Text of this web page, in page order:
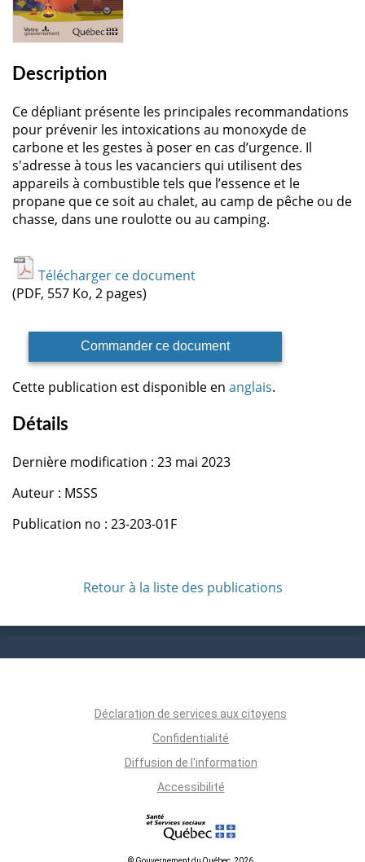
Description
Ce dépliant présente les principales recommandations
pour prévenir les intoxications au monoxyde de
carbone et les gestes à poser en cas d’urgence. Il
s'adresse à tous les vacanciers qui utilisent des
appareils à combustible tels que l’essence et le
propane que ce soit au chalet, au camp de pêche ou de
chasse, dans une roulotte ou au camping.
Télécharger ce document
(PDF, 557 Ko, 2 pages)
Commander ce document
Cette publication est disponible en anglais.
Détails
Dernière modification : 23 mai 2023
Auteur : MSSS
Publication no : 23-203-01F
Retour à la liste des publications
Déclaration de services aux citoyens
Confidentialité
Diffusion de l'information
Accessibilité